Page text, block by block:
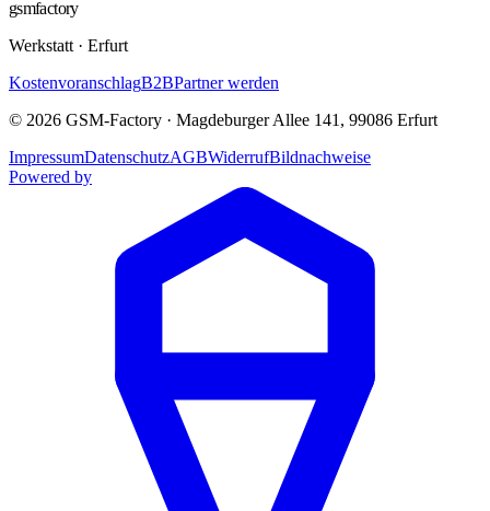
gsmfactory
Werkstatt· Erfurt
KostenvoranschlagB2BPartner werden
© 2026 GSM-Factory · Magdeburger Allee 141, 99086 Erfurt
ImpressumDatenschutzAGBWiderrufBildnachweise
Powered by